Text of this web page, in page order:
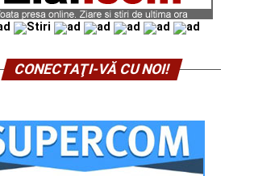
CONECTAŢI-VĂ CU NOI!